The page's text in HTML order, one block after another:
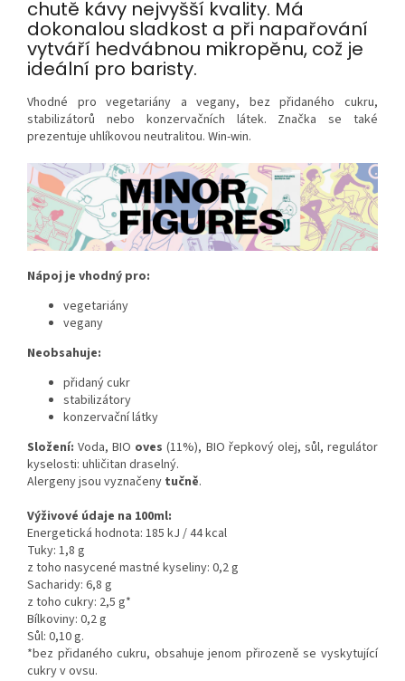
chutě kávy nejvyšší kvality. Má
dokonalou sladkost a při napařování
vytváří hedvábnou mikropěnu, což je
ideální pro baristy.
Vhodné pro vegetariány a vegany, bez přidaného cukru,
stabilizátorů nebo konzervačních látek. Značka se také
prezentuje uhlíkovou neutralitou. Win-win.
Nápoj je vhodný pro:
vegetariány
vegany
Neobsahuje:
přidaný cukr
stabilizátory
konzervační látky
Složení:Voda, BIO oves (11%), BIO řepkový olej, sůl, regulátor
kyselosti: uhličitan draselný.
Alergeny jsou vyznačeny tučně.
Výživové údaje na 100ml:
Energetická hodnota: 185 kJ / 44 kcal
Tuky: 1,8 g
z toho nasycené mastné kyseliny: 0,2 g
Sacharidy: 6,8 g
z toho cukry: 2,5 g*
Bílkoviny: 0,2 g
Sůl: 0,10 g.
*bez přidaného cukru, obsahuje jenom přirozeně se vyskytující
cukry v ovsu.